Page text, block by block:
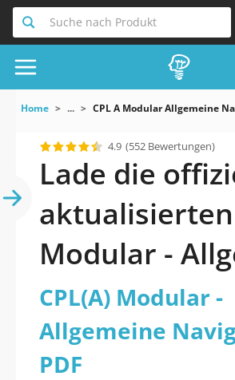
Suche nach Produkt
Home ... CPL A Modular Allgemeine
4.9 (552 Bewertungen)
Lade die
aktualisierten
Modular -
Navigation
PDF herunter
CPL(A) Modular -
Allgemeine
PDF